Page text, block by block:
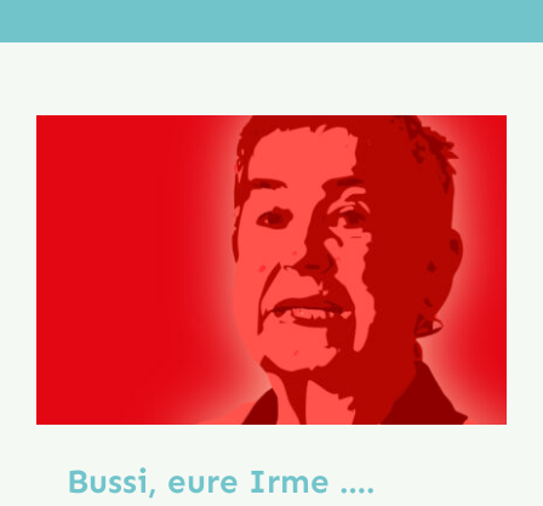
Aktion
Bussi, eure Irme ….